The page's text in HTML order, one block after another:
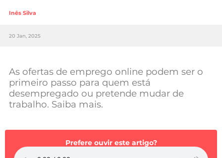
Lifestyle
Sociedade
Negócios
Mundial 2026
Inês Silva
20 Jan, 2025
As ofertas de emprego online podem ser o
primeiro passo para quem está
desempregado ou pretende mudar de
trabalho. Saiba mais.
Prefere ouvir este artigo?